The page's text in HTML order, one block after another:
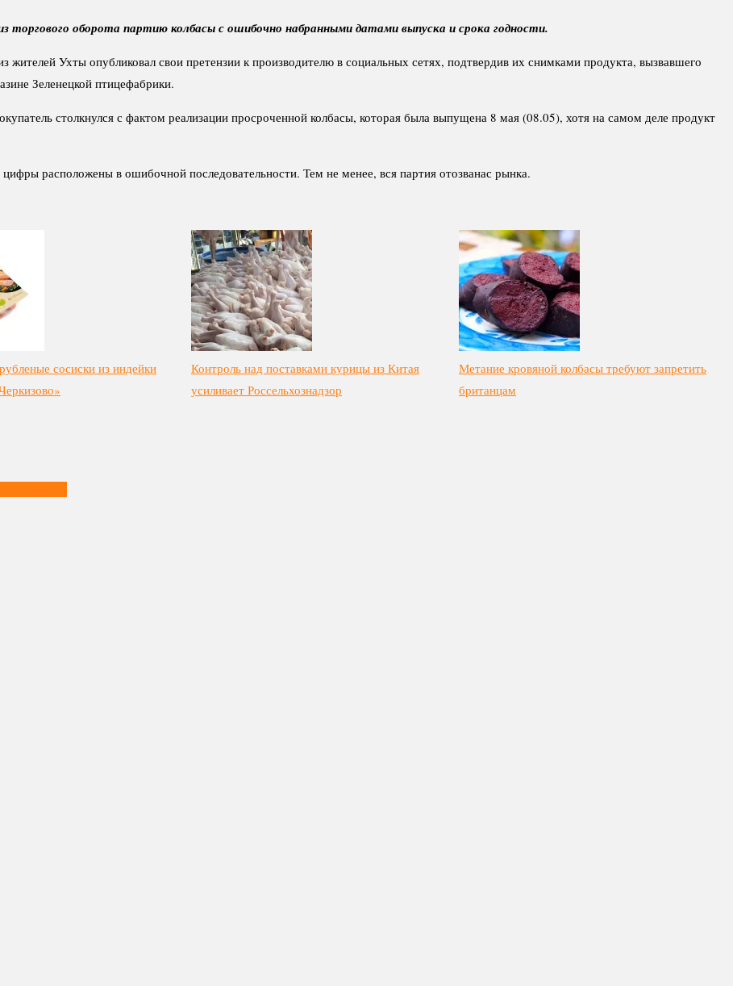
торгового оборота партию колбасы с ошибочно набранными датами выпуска и срока годности.
жителей Ухты опубликовал свои претензии к производителю в социальных сетях, подтвердив их снимками продукта, вызвавшего
Зеленецкой птицефабрики.
столкнулся с фактом реализации просроченной колбасы, которая была выпущена 8 мая (08.05), хотя на самом деле продукт
расположены в ошибочной последовательности. Тем не менее, вся партия отозванас рынка.
сосиски из индейки
Контроль над поставками курицы из Китая
усиливает Россельхознадзор
Метание кровяной колбасы требуют запретить
британцам